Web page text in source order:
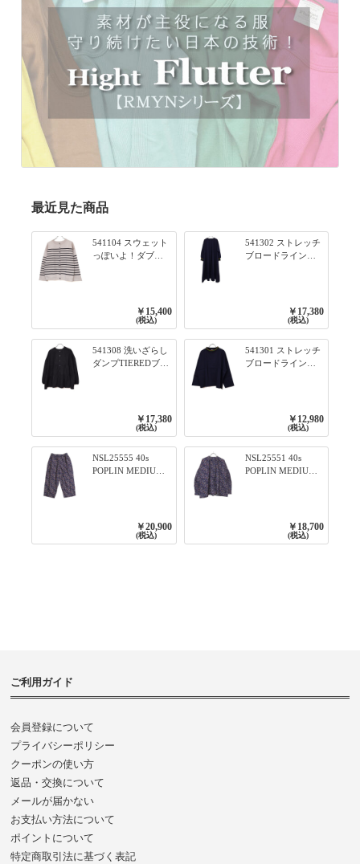
最近見た商品
541104 スウェット
っぽいよ！ダブル
プルオーバー 101オ
フベージュ×ネイビ
ー／レッド
￥15,400
(税込)
541302 ストレッチ
ブロードライン入
ワンピース 79ネイ
￥17,380
(税込)
541308 洗いざらし
ダンプTIEREDブシ
￥17,380
(税込)
541301 ストレッチ
ブロードライン入
リブプルオーバー
79ネイビー
￥12,980
(税込)
NSL25555 40s
POPLIN MEDIUM
￥20,900
(税込)
NSL25551 40s
POPLIN MEDIUM
3800NAVY BASE
￥18,700
(税込)
ご利用ガイド
会員登録について
プライバシーポリシー
クーポンの使い方
返品・交換について
メールが届かない
お支払い方法について
ポイントについて
特定商取引法に基づく表記